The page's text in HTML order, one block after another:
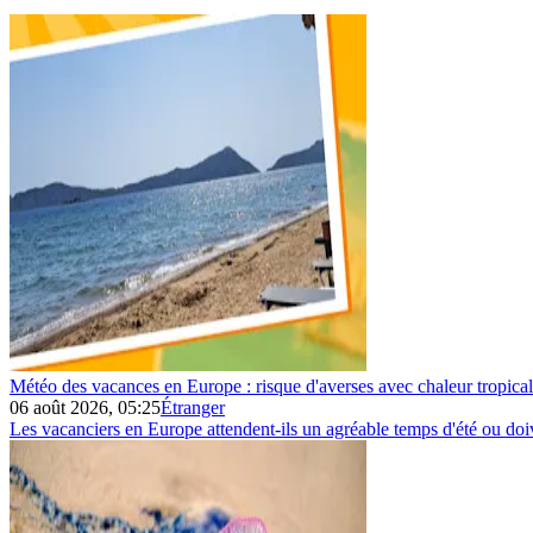
Météo des vacances en Europe : risque d'averses avec chaleur
06 août 2026, 05:25Étranger
Les vacanciers en Europe attendent-ils un agréable temps d'été ou